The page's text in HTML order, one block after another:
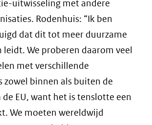
uitwisseling met andere
Rodenhuis: “Ik ben
dat dit tot meer duurzame
leidt. We proberen daarom veel
met verschillende
zowel binnen als buiten de
EU, want het is tenslotte een
We moeten wereldwijd